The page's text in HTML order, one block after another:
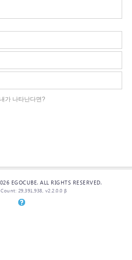
가 나타난다면?
EGOCUBE. ALL RIGHTS RESERVED.
29,391,938, v2.2.0.0 β